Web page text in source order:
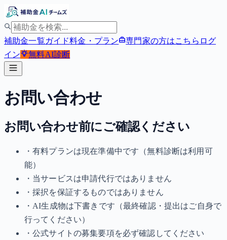
補助金一覧ガイド料金・プラン 専門家の方はこちら ログ
イン
無料AI診断
お問い合わせ
お問い合わせ前にご確認ください
・有料プランは現在準備中です（無料診断は利用可
能）
・当サービスは申請代行ではありません
・採択を保証するものではありません
・AI生成物は下書きです（最終確認・提出はご自身で
行ってください）
・公式サイトの募集要項を必ず確認してください